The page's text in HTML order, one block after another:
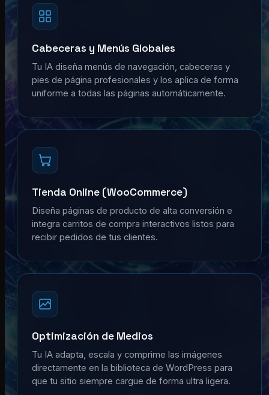
Cabeceras y Menús Globales
Tu IA diseña menús de navegación, cabeceras y
pies de página profesionales y los aplica de forma
uniforme a todas las páginas automáticamente.
Tienda Online (WooCommerce)
Diseña páginas de producto de alta conversión e
integra carritos de compra interactivos listos para
recibir pedidos de tus clientes.
Optimización de Medios
Tu IA adapta, escala y comprime las imágenes
directamente en la biblioteca de WordPress para
que tu sitio siempre cargue de forma ultra ligera.